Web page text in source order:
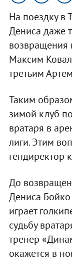
На поездку в
Дениса даже
возвращения
Максим
третьим
Таким
зимой клуб
вратаря в
лиги. Этим
гендиректор
До
Дениса Бойко
играет
судьбу
тренер
окажется в